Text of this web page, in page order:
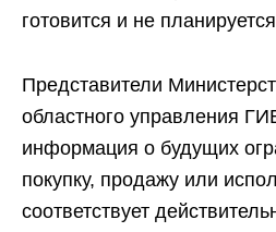
готовится и не
Представители
областного управления
информация о будущих
покупку, продажу или
соответствует